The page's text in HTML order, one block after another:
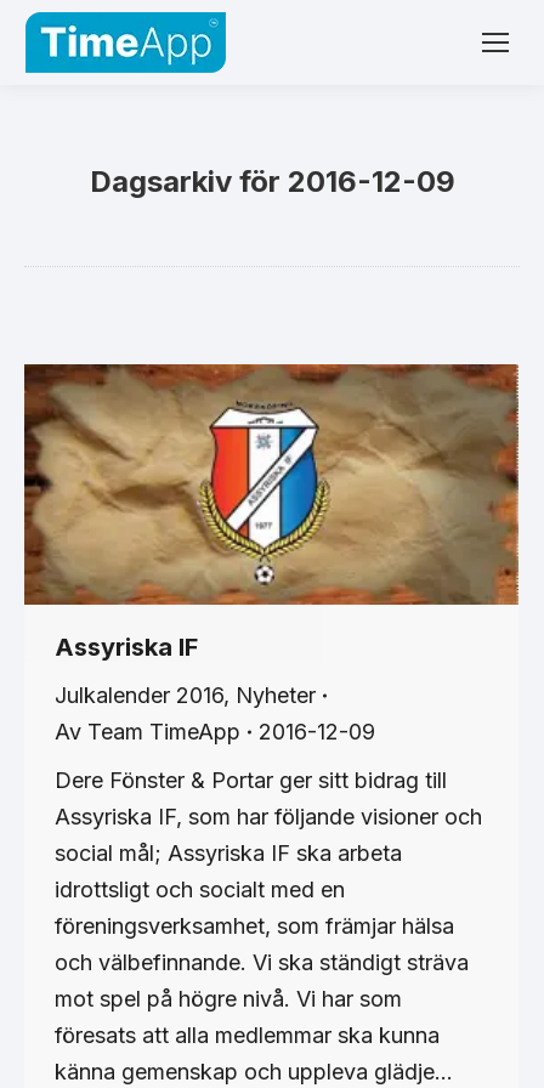
Dagsarkiv för 2016-12-09
Assyriska IF
Julkalender 2016, Nyheter
Av Team TimeApp
2016-12-09
Dere Fönster & Portar ger sitt bidrag till
Assyriska IF, som har följande visioner och
social mål; Assyriska IF ska arbeta
idrottsligt och socialt med en
föreningsverksamhet, som främjar hälsa
och välbefinnande. Vi ska ständigt sträva
mot spel på högre nivå. Vi har som
föresats att alla medlemmar ska kunna
känna gemenskap och uppleva glädje…